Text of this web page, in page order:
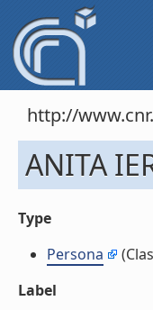
http://
ANITA
Type
Persona
Label